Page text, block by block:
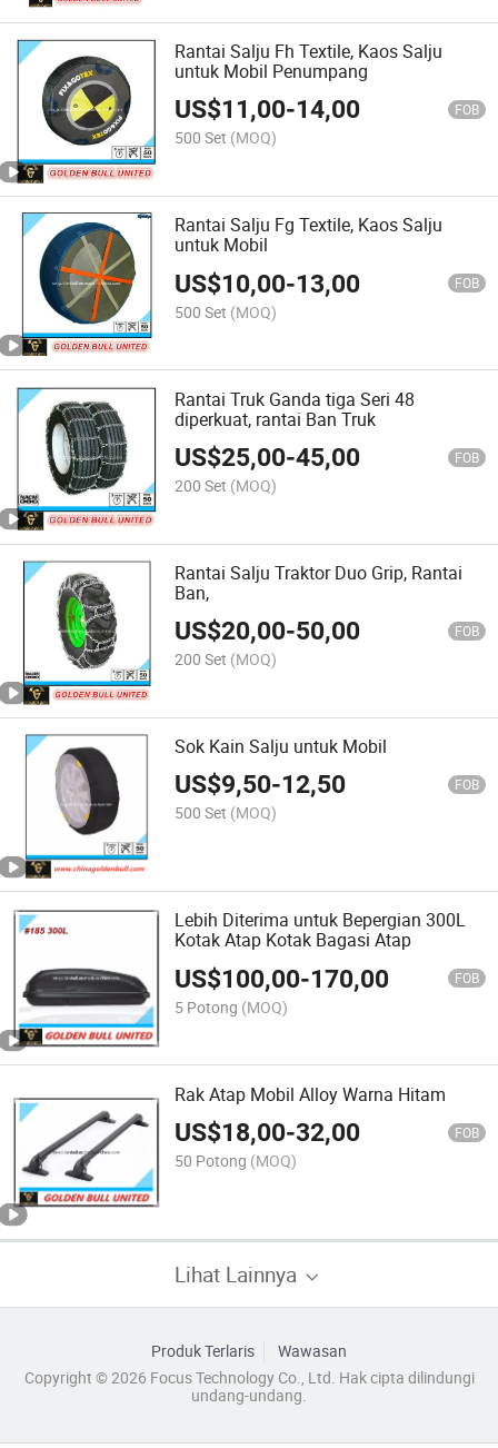
Rantai Salju Fh Textile, Kaos Salju
untuk Mobil Penumpang
US$11,00-14,00 FOB
500 Set (MOQ)
Rantai Salju Fg Textile, Kaos Salju
untuk Mobil
US$10,00-13,00 FOB
500 Set (MOQ)
Rantai Truk Ganda tiga Seri 48
diperkuat, rantai Ban Truk
US$25,00-45,00 FOB
200 Set (MOQ)
Rantai Salju Traktor Duo Grip, Rantai
Ban,
US$20,00-50,00 FOB
200 Set (MOQ)
Sok Kain Salju untuk Mobil
US$9,50-12,50 FOB
500 Set (MOQ)
Lebih Diterima untuk Bepergian 300L
Kotak Atap Kotak Bagasi Atap
US$100,00-170,00 FOB
5 Potong (MOQ)
Rak Atap Mobil Alloy Warna Hitam
US$18,00-32,00 FOB
50 Potong (MOQ)
Lihat Lainnya
Produk Terlaris
Wawasan
Copyright © 2026 Focus Technology Co., Ltd. Hak cipta dilindungi
undang-undang.